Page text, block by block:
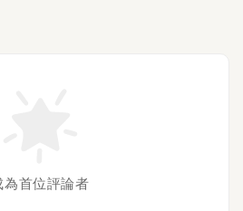
為首位評論者